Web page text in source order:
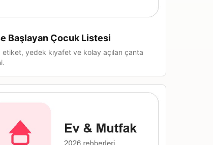
Başlayan Çocuk Listesi
etiket, yedek kıyafet ve kolay açılan çanta